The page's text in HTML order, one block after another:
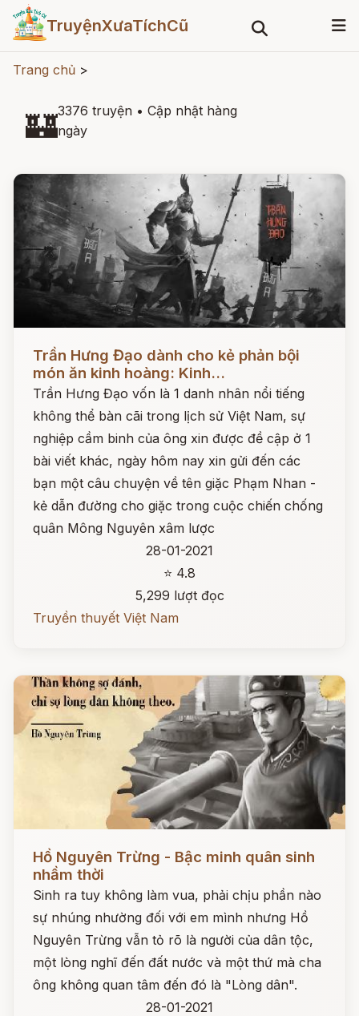
TruyệnXưaTíchCũ
Trang chủ >
🏰3376 truyện • Cập nhật hàng
ngày
Đọc ngay
Trần Hưng Đạo dành cho kẻ phản bội
món ăn kinh hoàng: Kinh...
Trần Hưng Đạo vốn là 1 danh nhân nổi tiếng
không thể bàn cãi trong lịch sử Việt Nam, sự
nghiệp cầm binh của ông xin được đề cập ở 1
bài viết khác, ngày hôm nay xin gửi đến các
bạn một câu chuyện về tên giặc Phạm Nhan -
kẻ dẫn đường cho giặc trong cuộc chiến chống
quân Mông Nguyên xâm lược
28-01-2021
⭐ 4.8
5,299 lượt đọc
Truyền thuyết Việt Nam
Đọc ngay
Hồ Nguyên Trừng - Bậc minh quân sinh
nhầm thời
Sinh ra tuy không làm vua, phải chịu phần nào
sự nhúng nhường đối với em mình nhưng Hồ
Nguyên Trừng vẫn tỏ rõ là người của dân tộc,
một lòng nghĩ đến đất nước và một thứ mà cha
ông không quan tâm đến đó là "Lòng dân".
28-01-2021